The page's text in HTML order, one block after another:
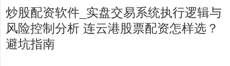
炒股配资软件_实盘交易系统执行逻辑与
风险控制分析 连云港股票配资怎样选？
避坑指南